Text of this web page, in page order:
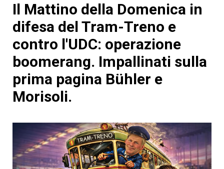
Il Mattino della Domenica in
difesa del Tram-Treno e
contro l'UDC: operazione
boomerang. Impallinati sulla
prima pagina Bühler e
Morisoli.